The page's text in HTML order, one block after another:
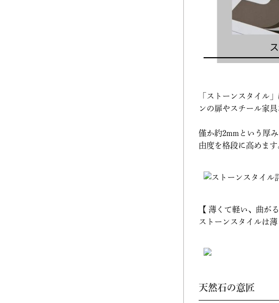
「ストーンスタイル
ンの扉やスチール家
僅か約2mmという厚
由度を格段に高めます
【 薄くて軽い、曲がる
ストーンスタイルは
天然石の意匠